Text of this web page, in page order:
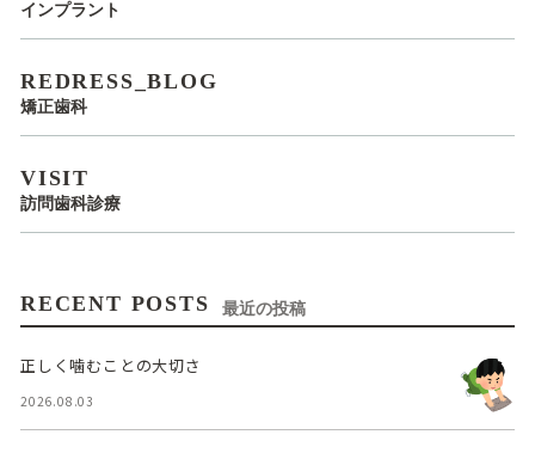
インプラント
REDRESS_BLOG
矯正歯科
VISIT
訪問歯科診療
RECENT POSTS 最近の投稿
正しく噛むことの大切さ
2026.08.03